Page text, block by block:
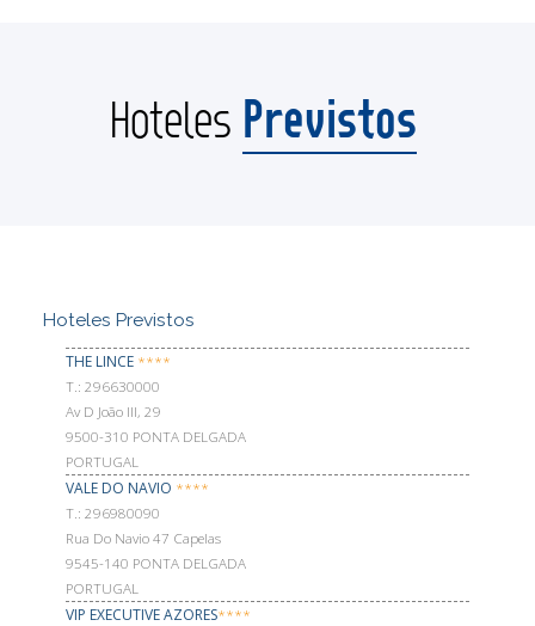
Hoteles Previstos
Hoteles Previstos
THE LINCE ****
Т.: 296630000
Av D João III, 29
9500-310 PONTA DELGADA
PORTUGAL
VALE DO NAVIO ****
Т.: 296980090
Rua Do Navio 47 Capelas
9545-140 PONTA DELGADA
PORTUGAL
VIP EXECUTIVE AZORES****